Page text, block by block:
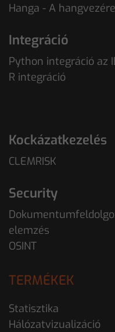
Hanga - A
Integráció
Python integráció az
R integráció
Kockázatkezelés
CLEMRISK
Security
elemzés
OSINT
TERMÉKEK
Statisztika
Hálózatvizualizáció